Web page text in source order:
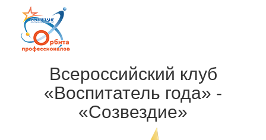
Всероссийский клуб
«Воспитатель года» -
«Созвездие»